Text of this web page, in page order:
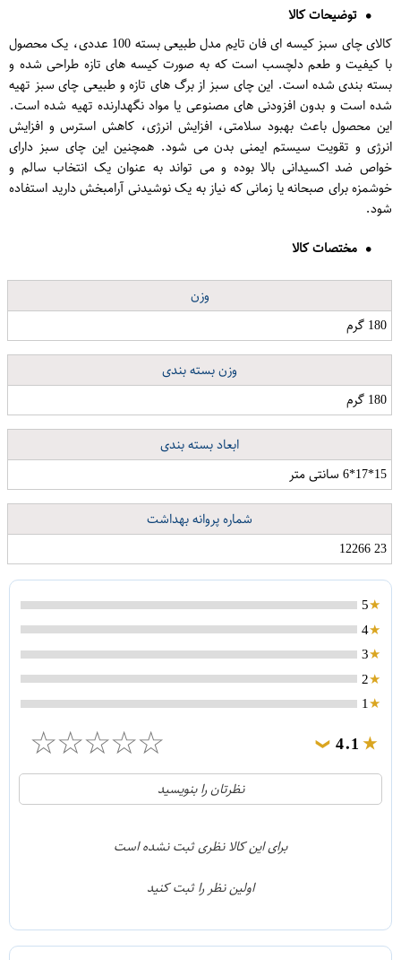
توضیحات کالا
کالای چای سبز کیسه ای فان تایم مدل طبیعی بسته 100 عددی، یک محصول
با کیفیت و طعم دلچسب است که به صورت کیسه های تازه طراحی شده و
بسته بندی شده است. این چای سبز از برگ های تازه و طبیعی چای سبز تهیه
شده است و بدون افزودنی های مصنوعی یا مواد نگهدارنده تهیه شده است.
این محصول باعث بهبود سلامتی، افزایش انرژی، کاهش استرس و افزایش
انرژی و تقویت سیستم ایمنی بدن می شود. همچنین این چای سبز دارای
خواص ضد اکسیدانی بالا بوده و می تواند به عنوان یک انتخاب سالم و
خوشمزه برای صبحانه یا زمانی که نیاز به یک نوشیدنی آرامبخش دارید استفاده
شود.
مختصات کالا
وزن
180 گرم
وزن بسته بندی
180 گرم
ابعاد بسته بندی
15*17*6 سانتی متر
شماره پروانه بهداشت
23 12266
5
4
3
2
1
4.1
❯
☆
☆
☆
☆
☆
21
1
نظرتان را بنویسید
برای این کالا نظری ثبت نشده است
اولین نظر را ثبت کنید